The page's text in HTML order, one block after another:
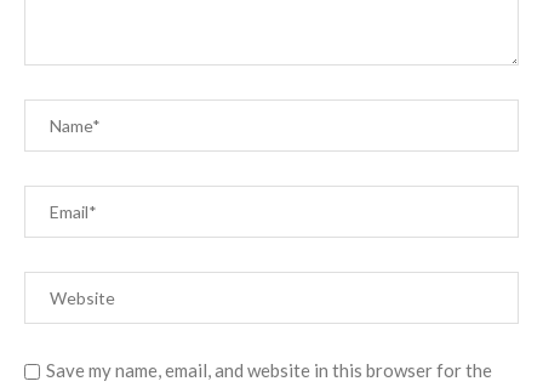
Save my name, email, and website in this browser for the